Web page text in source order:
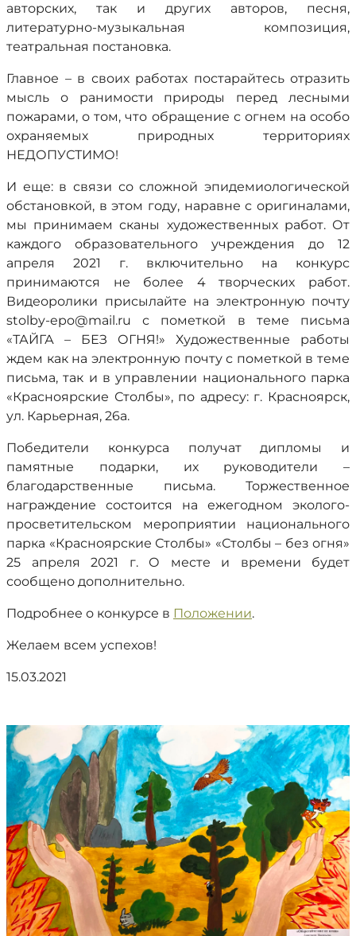
авторских, так и других авторов, песня,
литературно-музыкальная композиция,
театральная постановка.
Главное – в своих работах постарайтесь отразить
мысль о ранимости природы перед лесными
пожарами, о том, что обращение с огнем на особо
охраняемых природных территориях
НЕДОПУСТИМО!
И еще: в связи со сложной эпидемиологической
обстановкой, в этом году, наравне с оригиналами,
мы принимаем сканы художественных работ. От
каждого образовательного учреждения до 12
апреля 2021 г. включительно на конкурс
принимаются не более 4 творческих работ.
Видеоролики присылайте на электронную почту
stolby-epo@mail.ru с пометкой в теме письма
«ТАЙГА – БЕЗ ОГНЯ!» Художественные работы
ждем как на электронную почту с пометкой в теме
письма, так и в управлении национального парка
«Красноярские Столбы», по адресу: г. Красноярск,
ул. Карьерная, 26а.
Победители конкурса получат дипломы и
памятные подарки, их руководители –
благодарственные письма. Торжественное
награждение состоится на ежегодном эколого-
просветительском мероприятии национального
парка «Красноярские Столбы» «Столбы – без огня»
25 апреля 2021 г. О месте и времени будет
сообщено дополнительно.
Подробнее о конкурсе в Положении.
Желаем всем успехов!
15.03.2021